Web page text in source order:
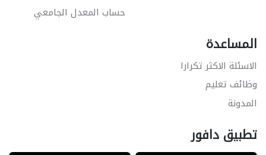
حساب المعدل الجامعي
المساعدة
الاسئلة الاكثر تكرارا
وظائف تعليم
المدونة
تطبيق دافور